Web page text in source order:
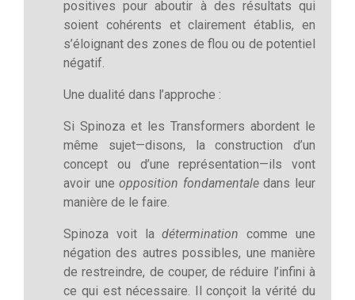
positives pour aboutir à des résultats qui
soient cohérents et clairement établis, en
s’éloignant des zones de flou ou de potentiel
négatif.
Une dualité dans l’approche :
Si Spinoza et les Transformers abordent le
même sujet—disons, la construction d’un
concept ou d’une représentation—ils vont
avoir uneopposition fondamentaledans leur
manière de le faire.
Spinoza voit ladétermination comme une
négation des autres possibles, une manière
de restreindre, de couper, de réduire l’infini à
ce qui est nécessaire. Il conçoit la vérité du